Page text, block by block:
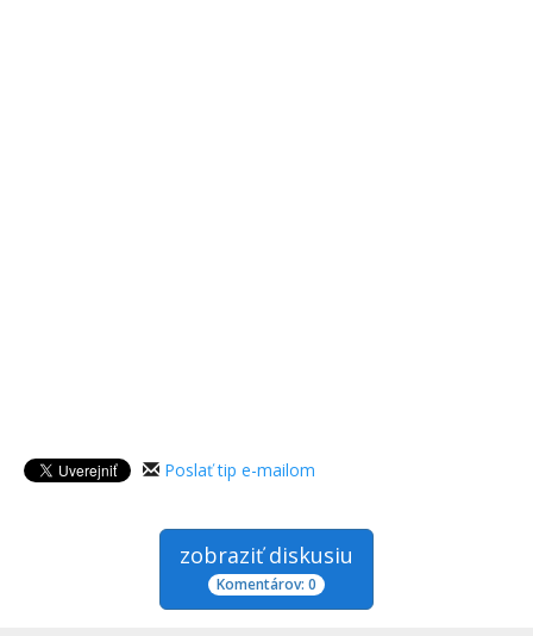
Poslať tip e-mailom
zobraziť diskusiu
Komentárov: 0